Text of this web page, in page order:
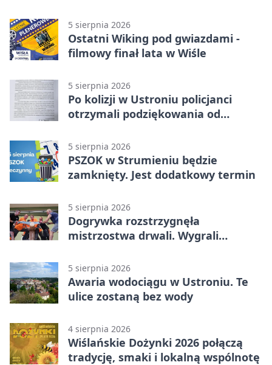
5 sierpnia 2026
Ostatni Wiking pod gwiazdami -
filmowy finał lata w Wiśle
5 sierpnia 2026
Po kolizji w Ustroniu policjanci
otrzymali podziękowania od
5 sierpnia 2026
PSZOK w Strumieniu będzie
zamknięty. Jest dodatkowy termin
5 sierpnia 2026
Dogrywka rozstrzygnęła
mistrzostwa drwali. Wygrali
5 sierpnia 2026
Awaria wodociągu w Ustroniu. Te
ulice zostaną bez wody
4 sierpnia 2026
Wiślańskie Dożynki 2026 połączą
tradycję, smaki i lokalną wspólnotę